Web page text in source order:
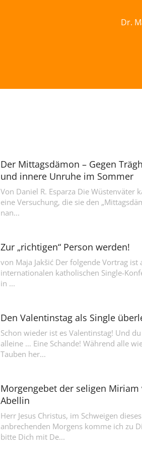
Dr.
Der Mittagsdämon – Gegen
und innere Unruhe im Sommer
Von Daniel R. Esparza Die Wüstenväter
eine Versuchung, die sie den
nan...
Zur „richtigen“ Person werden!
von Maja Jakšić Der folgende Vortrag ist
internationalen katholischen Single-
in ...
Den Valentinstag als Single
Schon wieder ist es Valentinstag! Und
alleine … Eine Schande! Während alle
Tauben her...
Morgengebet der seligen Miriam
Abellin
Herr Jesus Christus, im Schweigen dieses
anbrechenden Morgens komme ich zu
bitte Dich mit De...